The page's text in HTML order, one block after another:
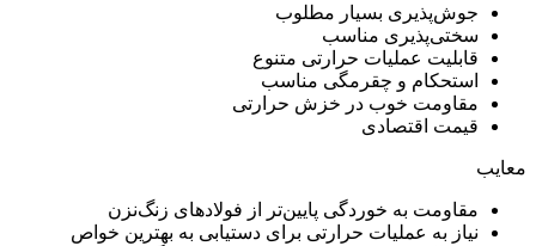
جوش‌پذیری بسیار مطلوب
سختی‌پذیری مناسب
قابلیت عملیات حرارتی متنوع
استحکام و چقرمگی مناسب
مقاومت خوب در خزش حرارتی
قیمت اقتصادی
معایب
مقاومت به خوردگی پایین‌تر از فولادهای زنگ‌نزن
نیاز به عملیات حرارتی برای دستیابی به بهترین خواص